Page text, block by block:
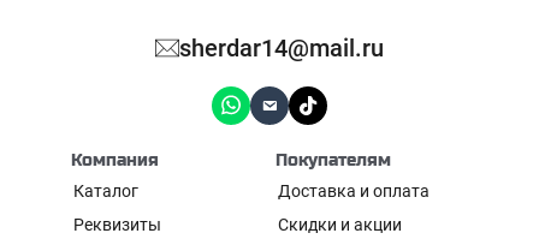
sherdar14@mail.ru
Компания
Каталог
Реквизиты
Покупателям
Доставка и оплата
Скидки и акции